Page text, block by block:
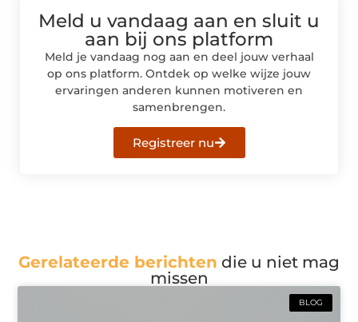
Meld u vandaag aan en sluit u
aan bij ons platform
Meld je vandaag nog aan en deel jouw verhaal
op ons platform. Ontdek op welke wijze jouw
ervaringen anderen kunnen motiveren en
samenbrengen.
Registreer nu
Gerelateerde berichten die u niet mag
missen
BLOG